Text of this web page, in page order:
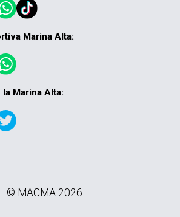
Marina Alta:
Marina Alta:
© MACMA 2026